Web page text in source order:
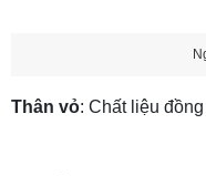
Thân vỏ: Chất liệu